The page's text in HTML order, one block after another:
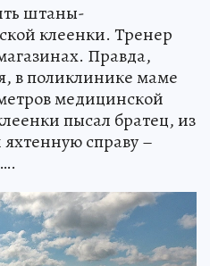
штаны-
клеенки. Тренер
Правда,
в поликлинике маме
медицинской
пысал братец, из
справу –